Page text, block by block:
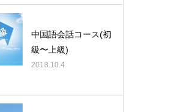
中国語会話コース(初
級〜上級)
2018.10.4